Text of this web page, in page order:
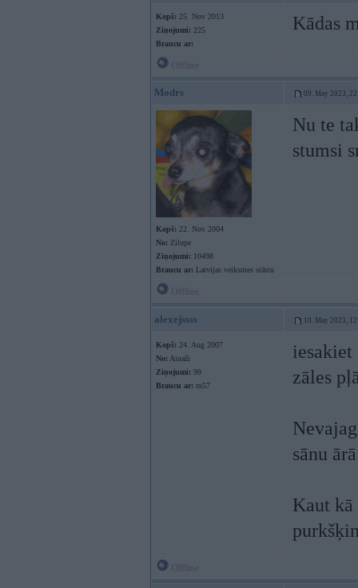
Kopš: 25. Nov 2013
Ziņojumi: 225
Braucu ar:
Kādas
Modrs 09. May 2023,
Kopš: 22. Nov 2004
No: Zilupe
Ziņojumi: 10498
Braucu ar: Latvijas veiksmes stāstu
Nu te
stumsi
alexejssss 10. May 2023,
Kopš: 24. Aug 2007
No: Ainaži
Ziņojumi: 99
Braucu ar: m57
iesakiet
zāles
sānu
Kaut kā